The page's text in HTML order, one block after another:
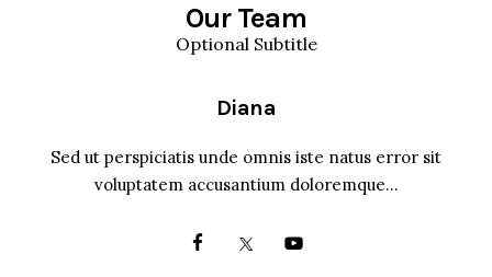
Our Team
Optional Subtitle
Diana
Sed ut perspiciatis unde omnis iste natus error sit
voluptatem accusantium doloremque…
facebooktwitter-youtube-